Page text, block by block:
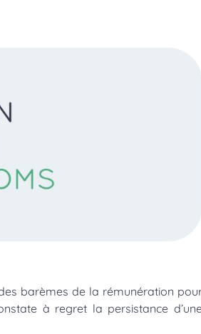
barèmes de la rémunération
à regret la persistance